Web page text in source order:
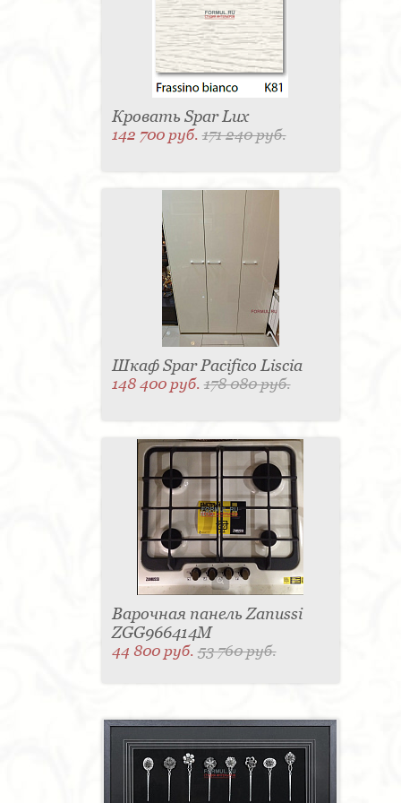
Панель настенная для TV - 4
Кассетница - 3 Держатель для
туалетной бумаги - 3Поднос - 3
Пантограф - 3Мыльница - 3Раковина - 3
Кухня - 2Стиральная машина - 2
Туалетный столик - 2Тумба - 2
Карниз для штор - 2
Газетница - 2
Крючок - 2Полотенцесушитель - 2
Розетка - 2Игрушка - 1Игрушка - 1
ресепшен - 1
Морозильная камера - 1
Выдвижная система - 1
Игрушка - 1 Игрушка - 1
Держатель для одежды - 1
Бутылочница - 1
Ширма - 1
Микроволновая печь - 1 Кондиционер - 1
Душевая кабина - 1
Буфет - 1
Игрушка - 1
Игрушка - 1
Игрушка - 1
Игрушка - 1
Подогреватель посуды - 1
Игрушка - 1
Кровать Spar Lux
142 700 руб.171 240 руб.
Шкаф Spar Pacifico Liscia
148 400 руб.178 080 руб.
Варочная панель Zanussi
ZGG966414M
44 800 руб.53 760 руб.